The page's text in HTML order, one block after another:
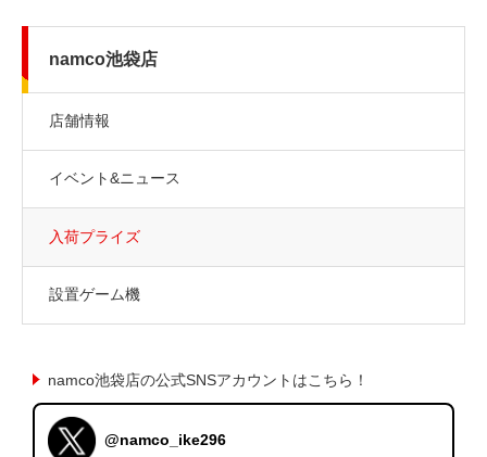
namco池袋店
店舗情報
イベント&ニュース
入荷プライズ
設置ゲーム機
namco池袋店の公式SNSアカウントはこちら！
@namco_ike296